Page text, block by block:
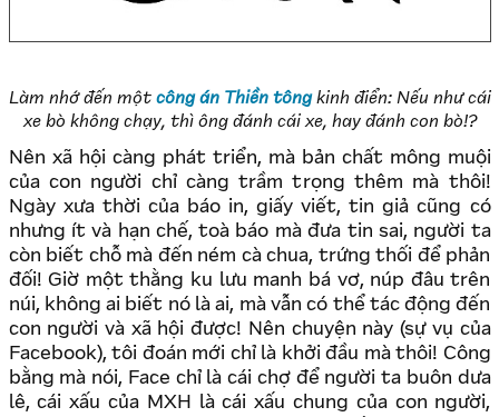
Làm nhớ đến một công án Thiền tôngkinh điển: Nếu như cái
xe bò không chạy, thì ông đánh cái xe, hay đánh con bò!?
Nên xã hội càng phát triển, mà bản chất mông muội
của con người chỉ càng trầm trọng thêm mà thôi!
Ngày xưa thời của báo in, giấy viết, tin giả cũng có
nhưng ít và hạn chế, toà báo mà đưa tin sai, người ta
còn biết chỗ mà đến ném cà chua, trứng thối để phản
đối! Giờ một thằng ku lưu manh bá vơ, núp đâu trên
núi, không ai biết nó là ai, mà vẫn có thể tác động đến
con người và xã hội được! Nên chuyện này (sự vụ của
Facebook), tôi đoán mới chỉ là khởi đầu mà thôi! Công
bằng mà nói, Face chỉ là cái chợ để người ta buôn dưa
lê, cái xấu của MXH là cái xấu chung của con người,